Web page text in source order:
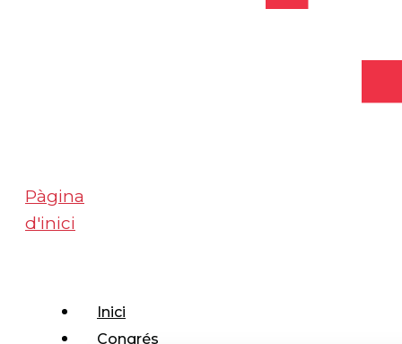
Pàgina
d'inici
Inici
Congrés